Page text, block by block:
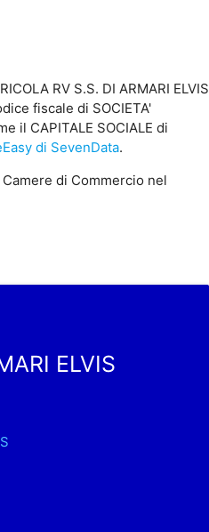
RV S.S. DI ARMARI ELVIS
fiscale di SOCIETA'
il CAPITALE SOCIALE di
di SevenData.
di Commercio nel
ELVIS